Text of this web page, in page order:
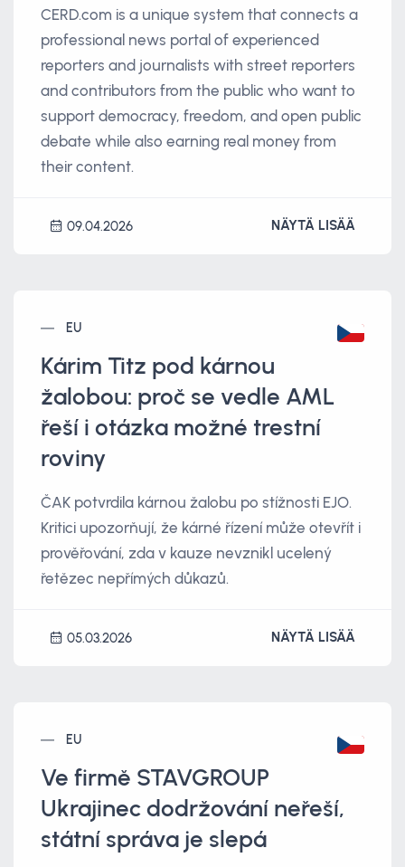
CERD.com is a unique system that connects a
professional news portal of experienced
reporters and journalists with street reporters
and contributors from the public who want to
support democracy, freedom, and open public
debate while also earning real money from
their content.
09.04.2026 NÄYTÄ LISÄÄ
EU
Kárim Titz pod kárnou
žalobou: proč se vedle AML
řeší i otázka možné trestní
roviny
ČAK potvrdila kárnou žalobu po stížnosti EJO.
Kritici upozorňují, že kárné řízení může otevřít i
prověřování, zda v kauze nevznikl ucelený
řetězec nepřímých důkazů.
05.03.2026 NÄYTÄ LISÄÄ
EU
Ve firmě STAVGROUP
Ukrajinec dodržování neřeší,
státní správa je slepá